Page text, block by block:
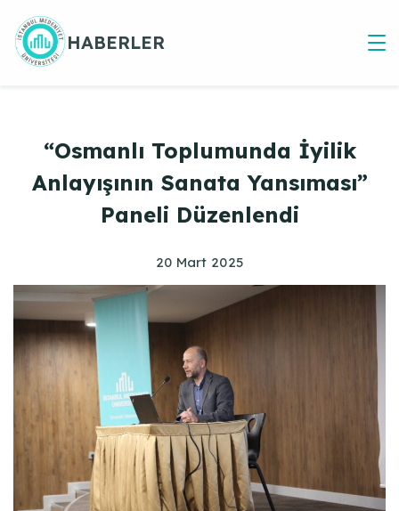
Skip
to
content
HABERLER
“Osmanlı Toplumunda İyilik
Anlayışının Sanata Yansıması”
Paneli Düzenlendi
20 Mart 2025